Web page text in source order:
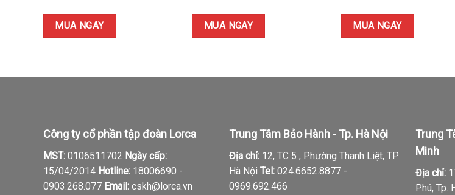
MUA NGAY MUA NGAY MUA NGAY
Công ty cổ phần tập đoàn Lorca
MST:0106511702 Ngày cấp:
15/04/2014 Hotline:18006690 -
0903.268.077 Email:cskh@lorca.vn
Trung Tâm Bảo Hành - Tp. Hà Nội
Địa chỉ: 12, TC 5 , Phường Thanh Liệt, TP.
Hà NộiTel: 024.6652.8877 -
0969.692.466
Trung
Minh
Địa chỉ:
Phú, Tp.